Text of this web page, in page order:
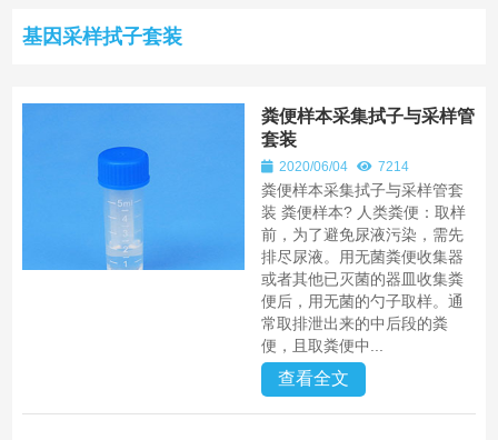
基因采样拭子套装
粪便样本采集拭子与采样管
套装
2020/06/04 7214
粪便样本采集拭子与采样管套
装 粪便样本? 人类粪便：取样
前，为了避免尿液污染，需先
排尽尿液。用无菌粪便收集器
或者其他已灭菌的器皿收集粪
便后，用无菌的勺子取样。通
常取排泄出来的中后段的粪
便，且取粪便中...
查看全文